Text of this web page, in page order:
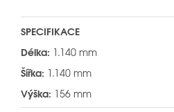
SPECIFIKACE
Délka: 1.140 mm
Šířka: 1.140 mm
Výška: 156 mm